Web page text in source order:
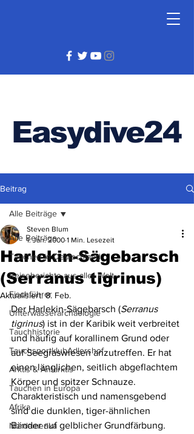
Easydive24
Beitrag
Alle Beiträge
Tauchen in Deutschland
Reiseberichte aus aller Welt
Fischführer
Unterwasserarchäologie
Tauchhistorie
TauchsportklubAdlershof
Arktis & Antarktis
Tauchen in Europa
Afrika
Nordamerika
Alle Beiträge
Harlekin-Sägebarsch
(Serranus tigrinus)
Steven Blum
1. Jan. 2000 1 Min. Lesezeit
Aktualisiert:8. Feb.
Der Harlekin-Sägebarsch (Serranus
tigrinus) ist in der Karibik weit verbreitet
und häufig auf korallinem Grund oder
auf Seegraswiesen anzutreffen. Er hat
einen länglichen, seitlich abgeflachtem
Körper und spitzer Schnauze.
Charakteristisch und namensgebend
sind die dunklen, tiger-ähnlichen
Bänder auf gelblicher Grundfärbung.